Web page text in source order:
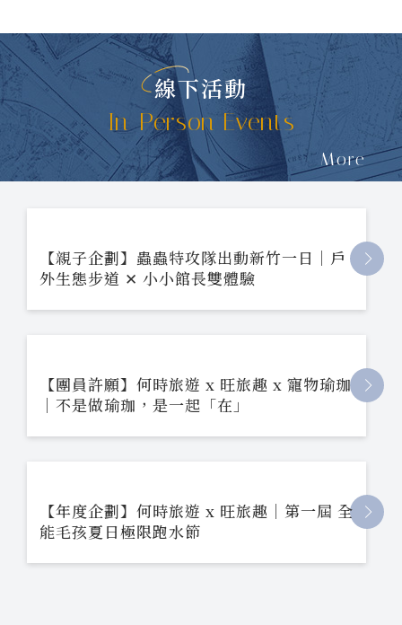
線下活動
In-Person Events
More
【親子企劃】蟲蟲特攻隊出動新竹一日｜戶
外生態步道 ✕ 小小館長雙體驗
【團員許願】何時旅遊 x 旺旅趣 x 寵物瑜珈
｜不是做瑜珈，是一起「在」
【年度企劃】何時旅遊 x 旺旅趣｜第一屆 全
能毛孩夏日極限跑水節